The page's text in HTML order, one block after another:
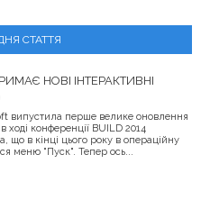
СТАТТЯ
НОВІ ІНТЕРАКТИВНІ
випустила перше велике оновлення
ході конференції BUILD 2014
що в кінці цього року в операційну
меню "Пуск". Тепер ось...